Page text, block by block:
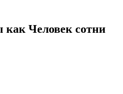
Человек сотни